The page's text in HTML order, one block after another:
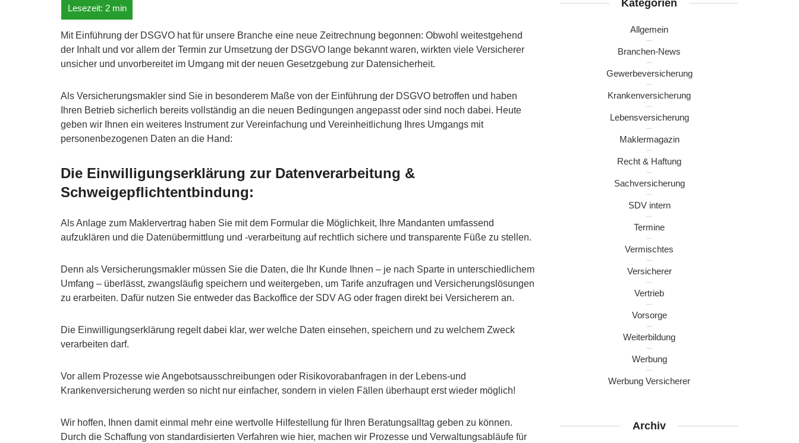
Mit Einführung der DSGVO hat für unsere Branche eine neue Zeitrechnung begonnen: Obwohl weitestgehend
der Inhalt und vor allem der Termin zur Umsetzung der DSGVO lange bekannt waren, wirkten viele Versicherer
unsicher und unvorbereitet im Umgang mit der neuen Gesetzgebung zur Datensicherheit.
Als Versicherungsmakler sind Sie in besonderem Maße von der Einführung der DSGVO betroffen und haben
Ihren Betrieb sicherlich bereits vollständig an die neuen Bedingungen angepasst oder sind noch dabei. Heute
geben wir Ihnen ein weiteres Instrument zur Vereinfachung und Vereinheitlichung Ihres Umgangs mit
personenbezogenen Daten an die Hand:
Die Einwilligungserklärung zur Datenverarbeitung &
Schweigepflichtentbindung:
Als Anlage zum Maklervertrag haben Sie mit dem Formular die Möglichkeit, Ihre Mandanten umfassend
aufzuklären und die Datenübermittlung und -verarbeitung auf rechtlich sichere und transparente Füße zu stellen.
Denn als Versicherungsmakler müssen Sie die Daten, die Ihr Kunde Ihnen – je nach Sparte in unterschiedlichem
Umfang – überlässt, zwangsläufig speichern und weitergeben, um Tarife anzufragen und Versicherungslösungen
zu erarbeiten. Dafür nutzen Sie entweder das Backoffice der SDV AG oder fragen direkt bei Versicherern an.
Die Einwilligungserklärung regelt dabei klar, wer welche Daten einsehen, speichern und zu welchem Zweck
verarbeiten darf.
Vor allem Prozesse wie Angebotsausschreibungen oder Risikovorabanfragen in der Lebens-und
Krankenversicherung werden so nicht nur einfacher, sondern in vielen Fällen überhaupt erst wieder möglich!
Wir hoffen, Ihnen damit einmal mehr eine wertvolle Hilfestellung für Ihren Beratungsalltag geben zu können.
Durch die Schaffung von standardisierten Verfahren wie hier, machen wir Prozesse und Verwaltungsabläufe für
Kategorien
Allgemein
Branchen-News
Gewerbeversicherung
Krankenversicherung
Lebensversicherung
Maklermagazin
Recht & Haftung
Sachversicherung
SDV intern
Termine
Vermischtes
Versicherer
Vertrieb
Vorsorge
Weiterbildung
Werbung
Werbung Versicherer
Archiv